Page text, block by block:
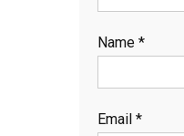
Name *
Email *